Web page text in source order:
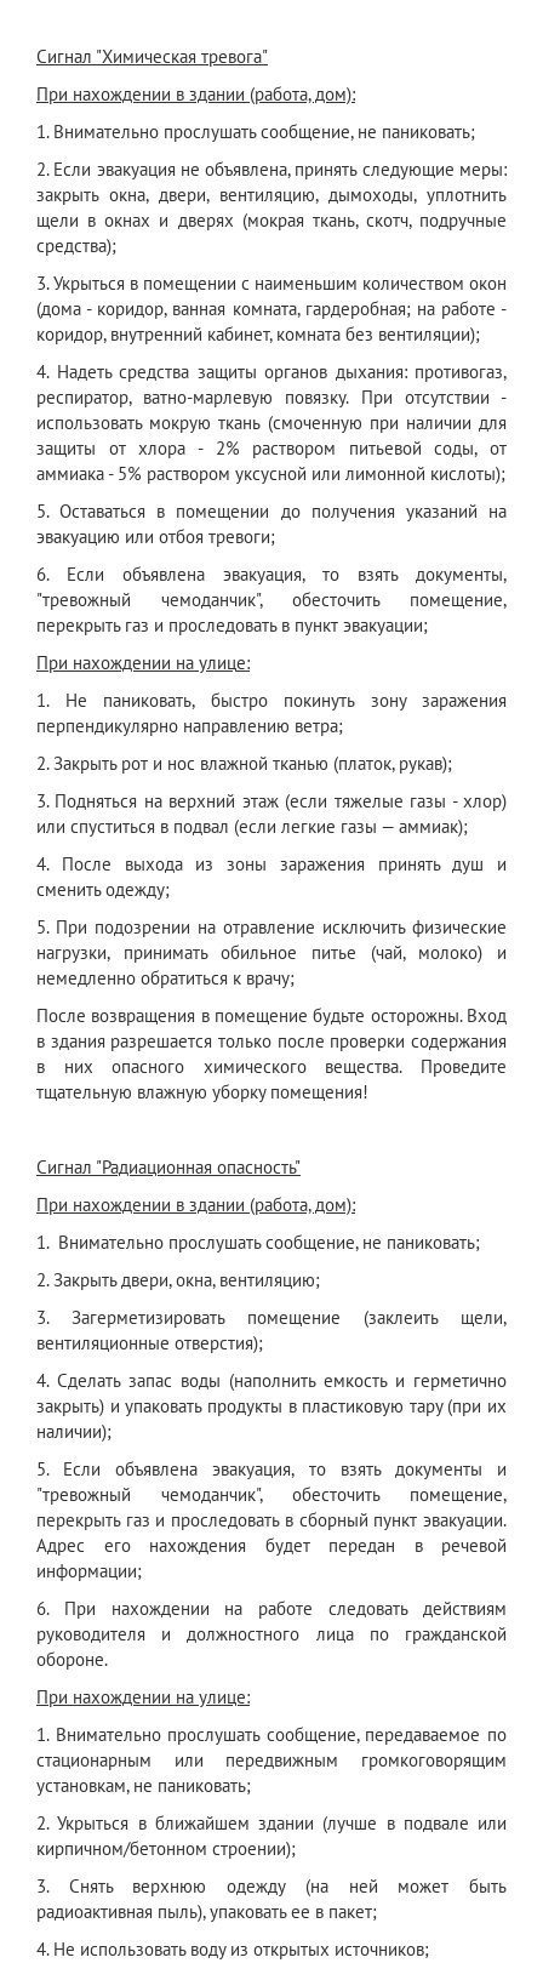
Сигнал "Химическая тревога"
При нахождении в здании (работа, дом):
1. Внимательно прослушать сообщение, не паниковать;
2. Если эвакуация не объявлена, принять следующие меры:
закрыть окна, двери, вентиляцию, дымоходы, уплотнить
щели в окнах и дверях (мокрая ткань, скотч, подручные
средства);
3. Укрыться в помещении с наименьшим количеством окон
(дома - коридор, ванная комната, гардеробная; на работе -
коридор, внутренний кабинет, комната без вентиляции);
4. Надеть средства защиты органов дыхания: противогаз,
респиратор, ватно-марлевую повязку. При отсутствии -
использовать мокрую ткань (смоченную при наличии для
защиты от хлора - 2% раствором питьевой соды, от
аммиака - 5% раствором уксусной или лимонной кислоты);
5. Оставаться в помещении до получения указаний на
эвакуацию или отбоя тревоги;
6. Если объявлена эвакуация, то взять документы,
"тревожный чемоданчик", обесточить помещение,
перекрыть газ и проследовать в пункт эвакуации;
При нахождении на улице:
1. Не паниковать, быстро покинуть зону заражения
перпендикулярно направлению ветра;
2. Закрыть рот и нос влажной тканью (платок, рукав);
3. Подняться на верхний этаж (если тяжелые газы - хлор)
или спуститься в подвал (если легкие газы — аммиак);
4. После выхода из зоны заражения принять душ и
сменить одежду;
5. При подозрении на отравление исключить физические
нагрузки, принимать обильное питье (чай, молоко) и
немедленно обратиться к врачу;
После возвращения в помещение будьте осторожны. Вход
в здания разрешается только после проверки содержания
в них опасного химического вещества. Проведите
тщательную влажную уборку помещения!
Сигнал "Радиационная опасность"
При нахождении в здании (работа, дом):
1. Внимательно прослушать сообщение, не паниковать;
2. Закрыть двери, окна, вентиляцию;
3. Загерметизировать помещение (заклеить щели,
вентиляционные отверстия);
4. Сделать запас воды (наполнить емкость и герметично
закрыть) и упаковать продукты в пластиковую тару (при их
наличии);
5. Если объявлена эвакуация, то взять документы и
"тревожный чемоданчик", обесточить помещение,
перекрыть газ и проследовать в сборный пункт эвакуации.
Адрес его нахождения будет передан в речевой
информации;
6. При нахождении на работе следовать действиям
руководителя и должностного лица по гражданской
обороне.
При нахождении на улице:
1. Внимательно прослушать сообщение, передаваемое по
стационарным или передвижным громкоговорящим
установкам, не паниковать;
2. Укрыться в ближайшем здании (лучше в подвале или
кирпичном/бетонном строении);
3. Снять верхнюю одежду (на ней может быть
радиоактивная пыль), упаковать ее в пакет;
4. Не использовать воду из открытых источников;